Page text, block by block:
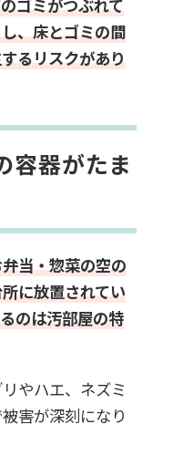
発防止対策
するよくあ
なりやすい性
ゴミがつぶれて
、床とゴミの間
るリスクがあり
容器がたま
当・惣菜の空の
に放置されてい
のは汚部屋の特
やハエ、ネズミ
害が深刻になり